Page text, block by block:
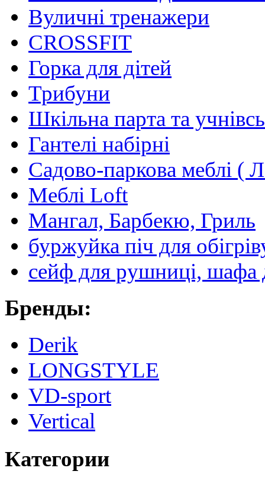
Вуличні тренажери
CROSSFIT
Горка для дітей
Трибуни
Шкільна парта та
Гантелі набірні
Садово-паркова меблі (
Меблі Loft
Мангал, Барбекю, Гриль
буржуйка піч для
сейф для рушниці, шафа
Бренды:
Derik
LONGSTYLE
VD-sport
Vertical
Категории